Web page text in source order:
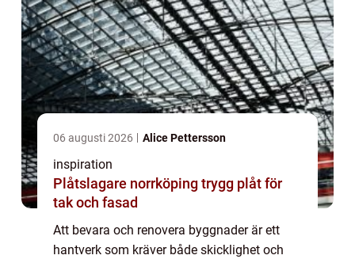
06 augusti 2026 Alice Pettersson
inspiration
Plåtslagare norrköping trygg plåt för
tak och fasad
Att bevara och renovera byggnader är ett
hantverk som kräver både skicklighet och